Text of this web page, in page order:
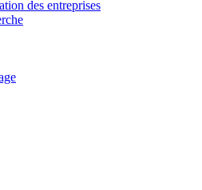
des entreprises